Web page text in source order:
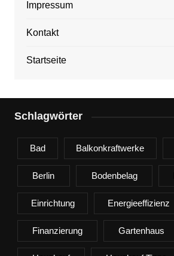
Impressum
Kontakt
Startseite
Schlagwörter
Bad Balkonkraftwerke
Berlin Bodenbelag
Einrichtung Energieeffizienz
Finanzierung Gartenhaus